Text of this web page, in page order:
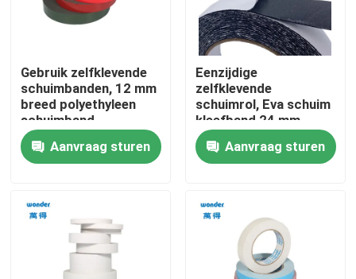
Over ons
Fabriekstocht
Kwaliteitscontrole
Nieuws
Gevallen
Gebruik zelfklevende
schuimbanden, 12 mm
breed polyethyleen
schuimband.
Aanvraag sturen
Eenzijdige
zelfklevende
schuimrol, Eva schuim
kleefband 24 mm
breed
Aanvraag sturen